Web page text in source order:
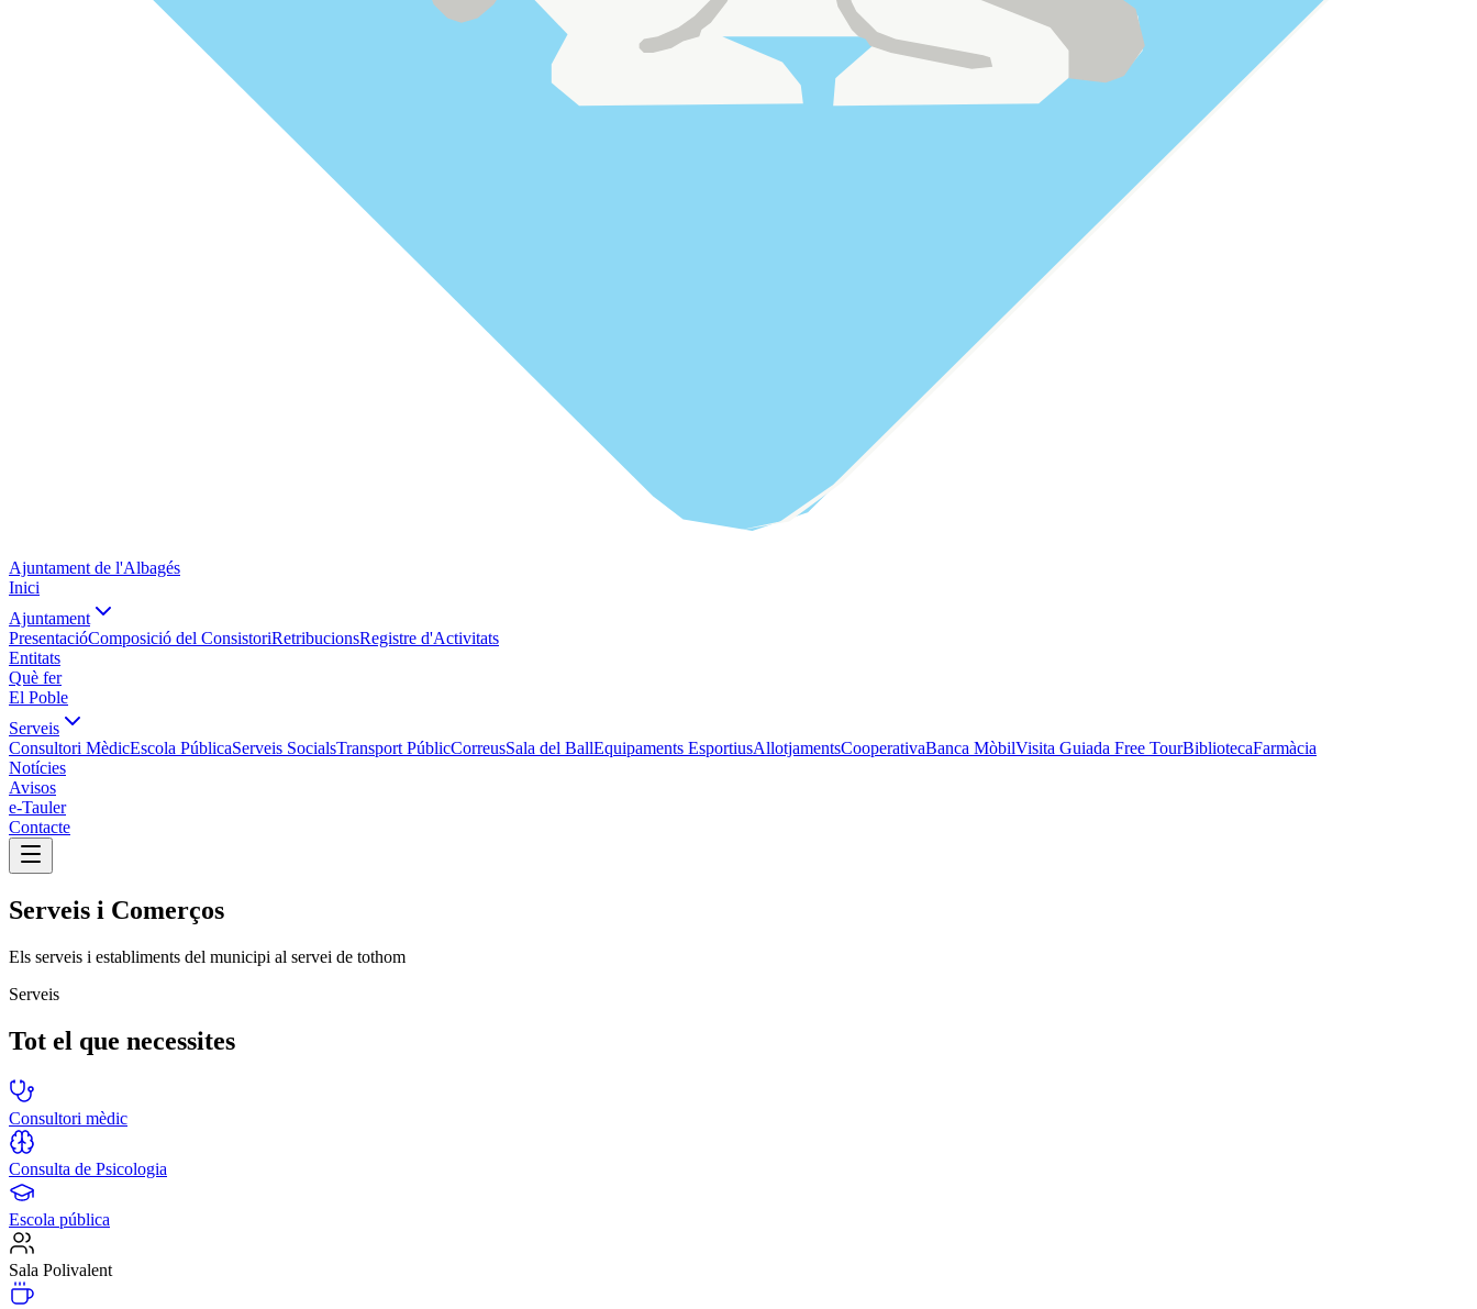
Ajuntament de l'Albagés
Inici
Ajuntament
PresentacióComposició del ConsistoriRetribucionsRegistre d'Activitats
Entitats
Què fer
El Poble
Serveis
Consultori MèdicEscola PúblicaServeis SocialsTransport PúblicCorreusSala del BallEquipaments EsportiusAllotjamentsCooperativaBanca MòbilVisita Guiada Free TourBibliotecaFarmàcia
Notícies
Avisos
e-Tauler
Contacte
Serveis i Comerços
Els serveis i establiments del municipi al servei de tothom
Serveis
Tot el que necessites
Consultori mèdic
Consulta de Psicologia
Escola pública
Sala Polivalent